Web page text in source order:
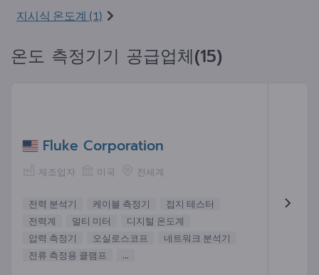
지시식 온도계 (1)
온도 측정기기 공급업체(15)
Fluke Corporation
제조업자 미국 전세계
전력 분석기 케이블 측정기
접지 테스터
전력계
멀티 미터
디지털 온도계
압력 측정기
오실로스코프
네트워크 분석기
전류 측정용 클램프
...